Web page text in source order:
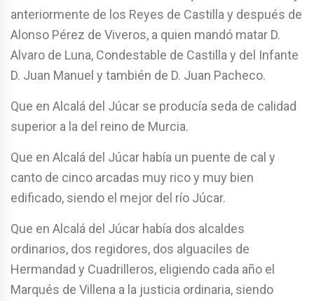
anteriormente de los Reyes de Castilla y después de
Alonso Pérez de Viveros, a quien mandó matar D.
Alvaro de Luna, Condestable de Castilla y del Infante
D. Juan Manuel y también de D. Juan Pacheco.
Que en Alcalá del Júcar se producía seda de calidad
superior a la del reino de Murcia.
Que en Alcalá del Júcar había un puente de cal y
canto de cinco arcadas muy rico y muy bien
edificado, siendo el mejor del río Júcar.
Que en Alcalá del Júcar había dos alcaldes
ordinarios, dos regidores, dos alguaciles de
Hermandad y Cuadrilleros, eligiendo cada año el
Marqués de Villena a la justicia ordinaria, siendo